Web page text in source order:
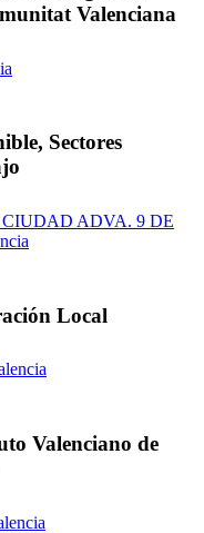
Valenciana
Sectores
ADVA. 9 DE
Local
Valenciano de